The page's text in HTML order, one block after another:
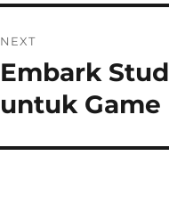
NEXT
Next
Embark
untuk Game